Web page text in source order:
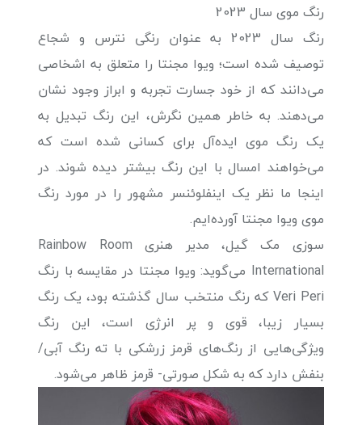
رنگ موی سال 2023
رنگ سال 2023 به عنوان رنگی نترس و شجاع
توصیف شده است؛ ویوا مجنتا را متعلق به اشخاصی
می‌دانند که از خود جسارت تجربه و ابراز وجود نشان
می‌دهند. به خاطر همین نگرش، این رنگ تبدیل به
یک رنگ موی ایده‌آل برای کسانی شده است که
می‌خواهند امسال با این رنگ بیشتر دیده شوند. در
اینجا ما نظر یک اینفلوئنسر مشهور را در مورد رنگ
موی ویوا مجنتا آورده‌ایم.
سوزی مک گیل، مدیر هنری Rainbow Room
International می‌گوید: ویوا مجنتا در مقایسه با رنگ
Veri Peri که رنگ منتخب سال گذشته بود، یک رنگ
بسیار زیبا، قوی و پر انرژی است، این رنگ
ویژگی‌هایی از رنگ‌های قرمز زرشکی با ته رنگ آبی/
بنفش دارد که به شکل صورتی- قرمز ظاهر می‌شود.